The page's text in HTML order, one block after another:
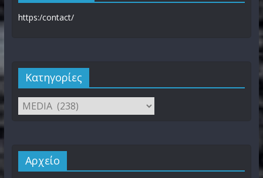
https:/contact/
Kατηγορίες
Αρχείο